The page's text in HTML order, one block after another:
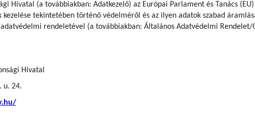
Hivatal (a továbbiakban: Adatkezelő) az Európai Parlament és Tanács
kezelése tekintetében történő védelméről és az ilyen adatok szabad
rendeletével (a továbbiakban: Általános Adatvédelmi Rendelet/
Hivatal
u. 24.